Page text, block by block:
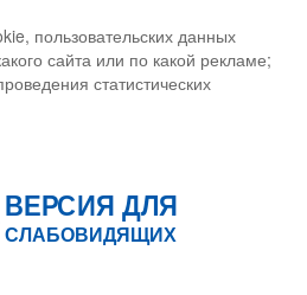
пользовательских данных
сайта или по какой рекламе;
статистических